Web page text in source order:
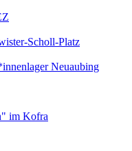
Scholl-Platz
Neuaubing
im Kofra